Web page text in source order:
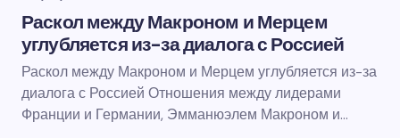
Раскол между Макроном и Мерцем
углубляется из-за диалога с Россией
Раскол между Макроном и Мерцем углубляется из-за
диалога с Россией Отношения между лидерами
Франции и Германии, Эмманюэлем Макроном и…